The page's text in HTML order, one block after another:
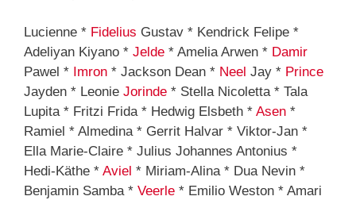
Lucienne * Fidelius Gustav * Kendrick Felipe *
Adeliyan Kiyano * Jelde * Amelia Arwen * Damir
Pawel * Imron * Jackson Dean * Neel Jay * Prince
Jayden * Leonie Jorinde * Stella Nicoletta * Tala
Lupita * Fritzi Frida * Hedwig Elsbeth * Asen *
Ramiel * Almedina * Gerrit Halvar * Viktor-Jan *
Ella Marie-Claire * Julius Johannes Antonius *
Hedi-Käthe * Aviel * Miriam-Alina * Dua Nevin *
Benjamin Samba * Veerle * Emilio Weston * Amari